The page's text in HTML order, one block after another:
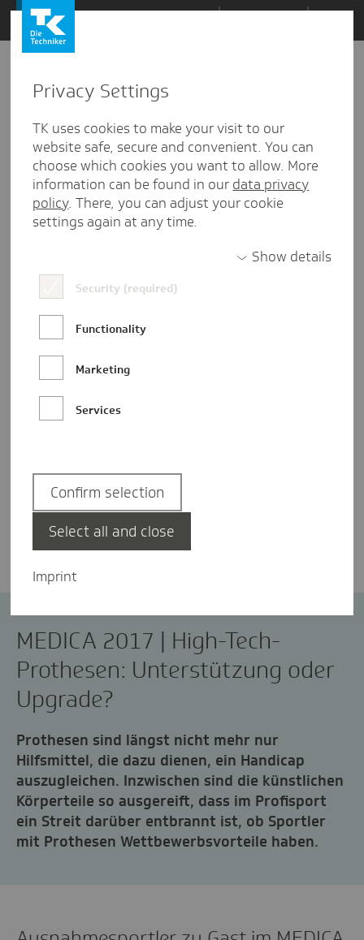
Zum
Inhalt
springen
den
Kommentaren
Silvia Wirth
MEDICA 2017 | High-Tech-
Prothesen: Unterstützung oder
Upgrade?
Prothesen sind längst nicht mehr nur
Hilfsmittel, die dazu dienen, ein Handicap
auszugleichen. Inzwischen sind die künstlichen
Körperteile so ausgereift, dass im Profisport
ein Streit darüber entbrannt ist, ob Sportler
mit Prothesen Wettbewerbsvorteile haben.
Privacy Settings
TK uses cookies to make your visit to our
website safe, secure and convenient. You can
choose which cookies you want to allow. More
information can be found in our data privacy
policy. There, you can adjust your cookie
settings again at any time.
Show details
Security (required)
Functionality
Marketing
Services
Imprint
Confirm selection
Select all and close